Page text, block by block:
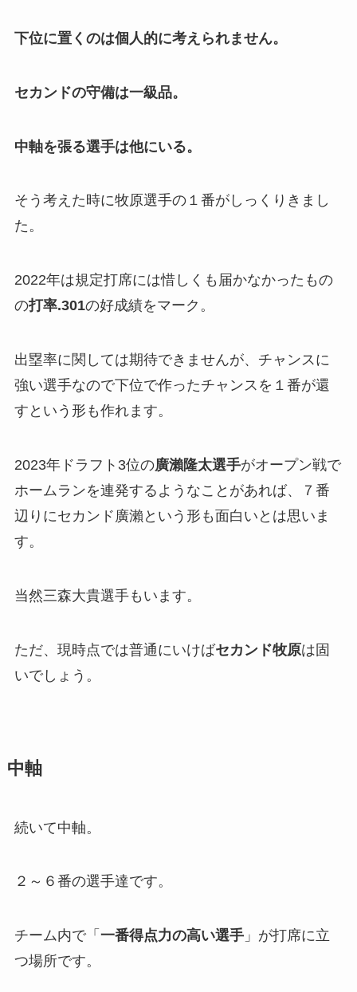
下位に置くのは個人的に考えられません。
セカンドの守備は一級品。
中軸を張る選手は他にいる。
そう考えた時に牧原選手の１番がしっくりきまし
た。
2022年は規定打席には惜しくも届かなかったもの
の打率.301の好成績をマーク。
出塁率に関しては期待できませんが、チャンスに
強い選手なので下位で作ったチャンスを１番が還
すという形も作れます。
2023年ドラフト3位の廣瀨隆太選手がオープン戦で
ホームランを連発するようなことがあれば、７番
辺りにセカンド廣瀨という形も面白いとは思いま
す。
当然三森大貴選手もいます。
ただ、現時点では普通にいけばセカンド牧原は固
いでしょう。
中軸
続いて中軸。
２～６番の選手達です。
チーム内で「 一番得点力の高い選手」 が打席に立
つ場所です。